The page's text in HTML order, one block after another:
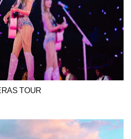
TOUR